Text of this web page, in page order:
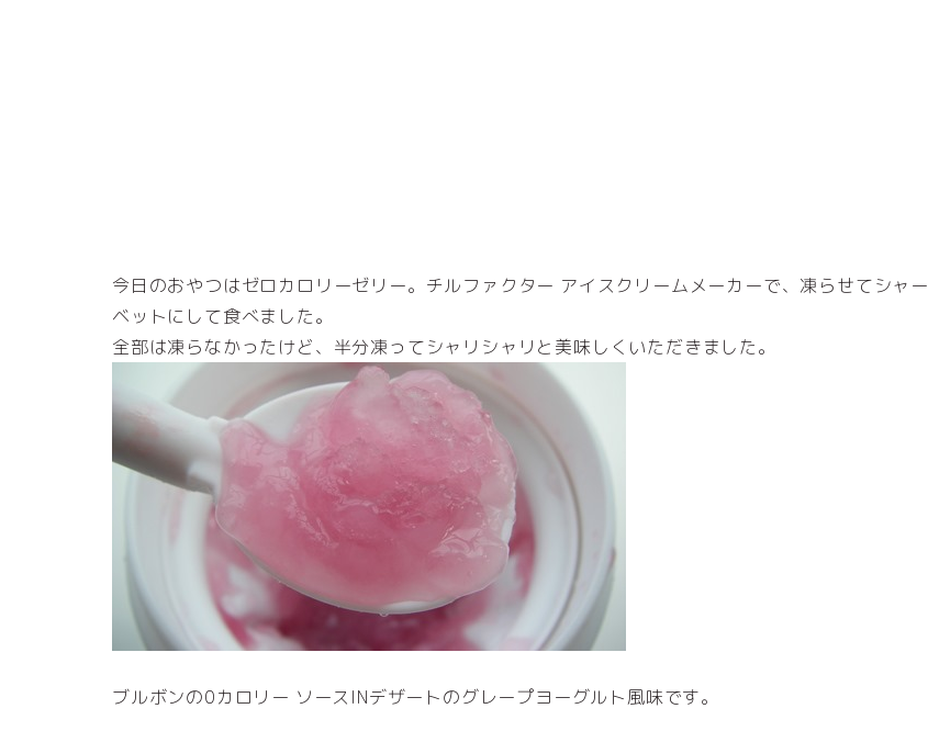
今日のおやつはゼロカロリーゼリー。チルファクター アイスクリームメーカーで、凍らせてシャー
ベットにして食べました。
全部は凍らなかったけど、半分凍ってシャリシャリと美味しくいただきました。
ブルボンの0カロリー ソースINデザートのグレープヨーグルト風味です。